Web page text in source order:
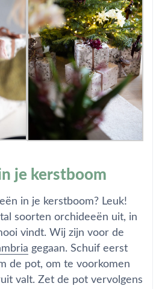
je kerstboom
in je kerstboom? Leuk!
soorten orchideeën uit, in
vindt. Wij zijn voor de
gegaan. Schuif eerst
de pot, om te voorkomen
valt. Zet de pot vervolgens